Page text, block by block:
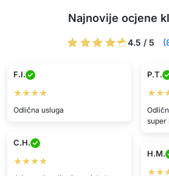
Najnovije ocjene
4.5 / 5
F.I.
★★★★
Odlična usluga
P.T.
super
C.H.
★★★★
H.M.